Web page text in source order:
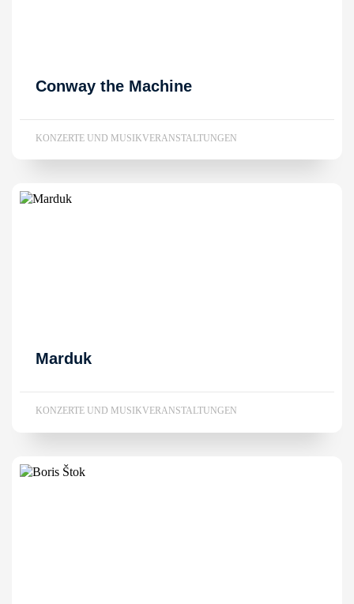
Conway the Machine
KONZERTE UND MUSIKVERANSTALTUNGEN
Marduk
KONZERTE UND MUSIKVERANSTALTUNGEN